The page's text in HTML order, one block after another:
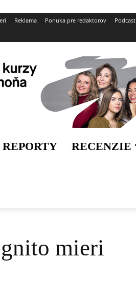
Reklama Ponuka pre redaktorov Podcast
REPORTY RECENZIE
mieri